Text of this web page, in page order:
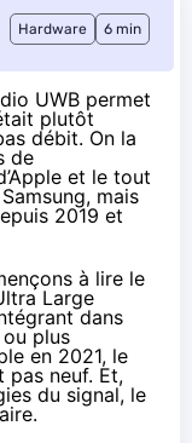
Hardware 6 min
UWB permet
plutôt
débit. On la
de
et le tout
mais
2019 et
à lire le
Large
dans
plus
en 2021, le
pas neuf. Et,
du signal, le